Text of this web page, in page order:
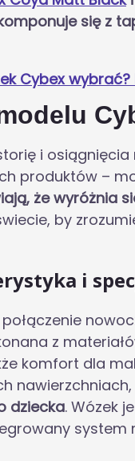
się z
Cybex
i
produktów –
że wyróżnia
by
i
z
komfort dla
nawierzchniach,
dziecka. Wózek